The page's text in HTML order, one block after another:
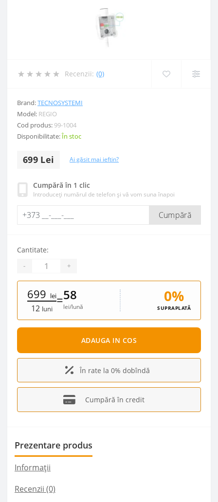
Recenzii: (0)
Brand:TECNOSYSTEMI
Model: REGIO
Cod produs: 99-1004
Disponibilitate:În stoc
699 Lei Ai găsit mai ieftin?
Cumpără în 1 clic
Introduceți numărul de telefon și vă vom suna înapoi
Cumpără
Cantitate:
- +
699 lei
12 luni
=58
lei/lună
0%
SUPRAPLATĂ
ADAUGA IN COS
În rate la 0% dobîndă
Cumpără în credit
Prezentare produs
Informații
Recenzii (0)